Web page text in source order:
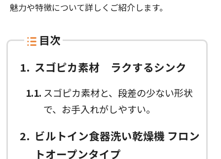
魅力や特徴について詳しくご紹介します。
目次
1
スゴピカ素材 ラクするシンク
1.1 スゴピカ素材と、段差の少ない形状
で、お手入れがしやすい。
2
ビルトイン食器洗い乾燥機 フロン
トオープンタイプ